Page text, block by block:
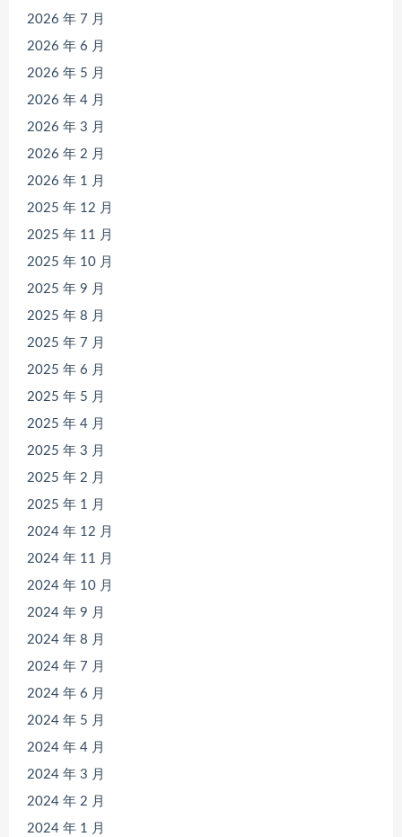
2026 年 7 月
2026 年 6 月
2026 年 5 月
2026 年 4 月
2026 年 3 月
2026 年 2 月
2026 年 1 月
2025 年 12 月
2025 年 11 月
2025 年 10 月
2025 年 9 月
2025 年 8 月
2025 年 7 月
2025 年 6 月
2025 年 5 月
2025 年 4 月
2025 年 3 月
2025 年 2 月
2025 年 1 月
2024 年 12 月
2024 年 11 月
2024 年 10 月
2024 年 9 月
2024 年 8 月
2024 年 7 月
2024 年 6 月
2024 年 5 月
2024 年 4 月
2024 年 3 月
2024 年 2 月
2024 年 1 月